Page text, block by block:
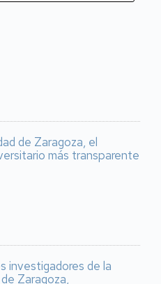
de Zaragoza, el
más transparente
investigadores de la
Zaragoza,